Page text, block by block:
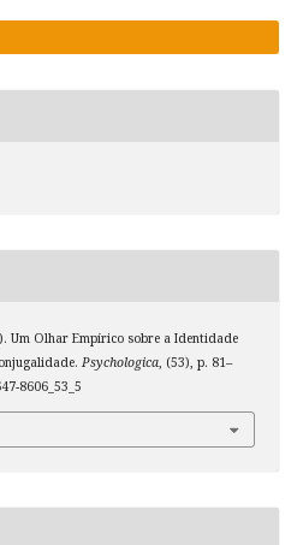
Um Olhar Empírico sobre a Identidade
Psychologica, (53), p. 81–
8606_53_5